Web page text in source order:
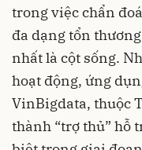
trong việc chẩn
đa dạng tổn
nhất là cột sống.
hoạt động, ứng
VinBigdata, thuộc
thành “trợ thủ” hỗ